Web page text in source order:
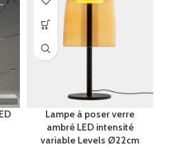
Lampe à poser verre
ambré LED intensité
variable Levels Ø22cm